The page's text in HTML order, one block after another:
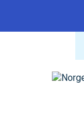
Forbundet